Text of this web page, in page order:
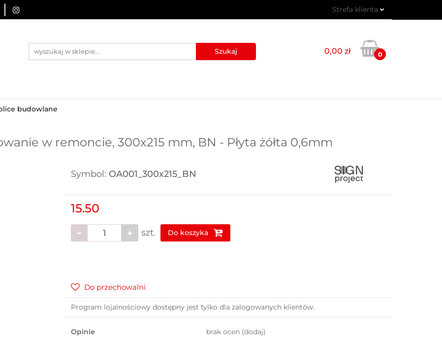
Strefa klienta
Zarejestruj się
Dodaj zgłoszenie
0,00 zł 0
URZĄDZENIA BRD
budowlane
w remoncie, 300x215 mm, BN - Płyta żółta 0,6mm
Symbol: OA001_300x215_BN
15.50
szt. Do koszyka
Do przechowalni
Program lojalnościowy dostępny jest tylko dla zalogowanych klientów.
Opinie brak ocen (dodaj)